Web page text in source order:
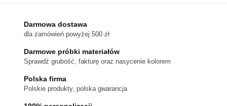
wybrać
stronie
produktu
Darmowa dostawa
dla zamówień powyżej 500 zł
Darmowe próbki materiałów
Sprawdź grubość, fakturę oraz nasycenie kolorem
Polska firma
Polskie produkty, polska gwarancja